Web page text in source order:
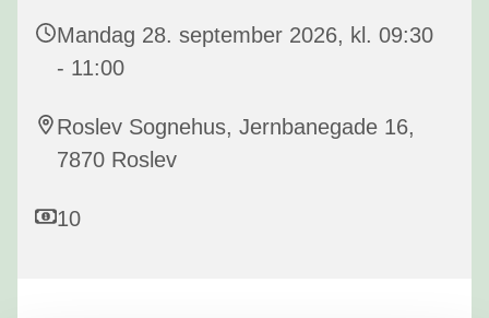
Mandag 28. september 2026, kl. 09:30
- 11:00
Roslev Sognehus, Jernbanegade 16,
7870 Roslev
10